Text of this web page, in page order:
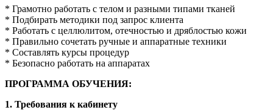
* Грамотно работать с телом и разными типами тканей
* Подбирать методики под запрос клиента
* Работать с целлюлитом, отечностью и дряблостью кожи
* Правильно сочетать ручные и аппаратные техники
* Составлять курсы процедур
* Безопасно работать на аппаратах
ПРОГРАММА ОБУЧЕНИЯ:
1. Требования к кабинету